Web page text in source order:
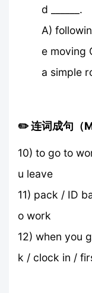
d ______.
A)
e moving
a simple
✏️ 连词成句（
10) to go to
u leave
11) pack / ID
o work
12) when you
k / clock in /